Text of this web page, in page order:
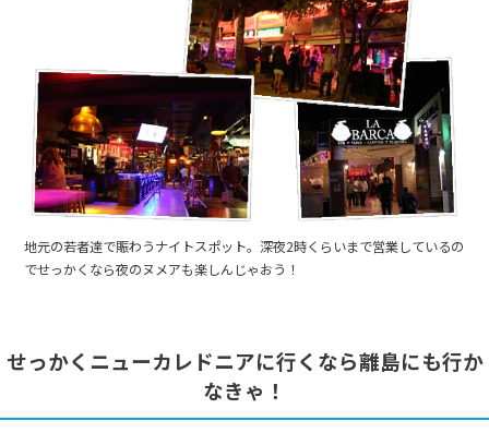
地元の若者達で賑わうナイトスポット。深夜2時くらいまで営業しているの
でせっかくなら夜のヌメアも楽しんじゃおう！
せっかくニューカレドニアに行くなら離島にも行か
なきゃ！